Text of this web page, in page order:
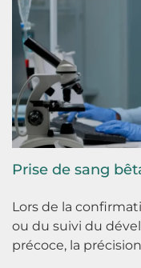
Prise de sang
Lors de la
ou du suivi du
précoce, la